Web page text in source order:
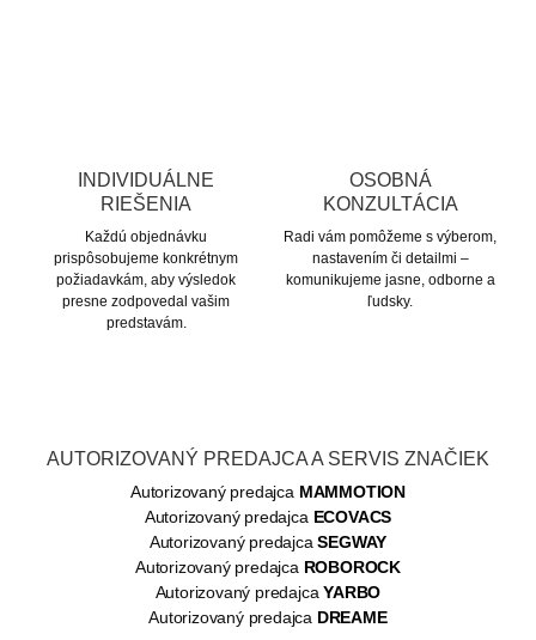
INDIVIDUÁLNE
RIEŠENIA
Každú objednávku
prispôsobujeme konkrétnym
požiadavkám, aby výsledok
presne zodpovedal vašim
predstavám.
OSOBNÁ
KONZULTÁCIA
Radi vám pomôžeme s výberom,
nastavením či detailmi –
komunikujeme jasne, odborne a
ľudsky.
AUTORIZOVANÝ PREDAJCA A SERVIS ZNAČIEK
Autorizovaný predajca MAMMOTION
Autorizovaný predajca ECOVACS
Autorizovaný predajcaSEGWAY
Autorizovaný predajca ROBOROCK
Autorizovaný predajcaYARBO
Autorizovaný predajca DREAME